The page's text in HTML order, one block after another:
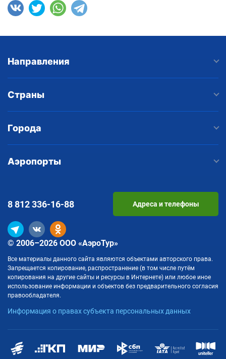
Направления
Страны
Города
Аэропорты
© 2006–2026 ООО «АэроТур»
Все материалы данного сайта являются объектами авторского права.
Запрещается копирование, распространение (в том числе путём
копирования на другие сайты и ресурсы в Интернете) или любое иное
использование информации и объектов без предварительного согласия
правообладателя.
Информация о правах субъекта персональных данных
8 812336-16-88 Адреса и телефоны